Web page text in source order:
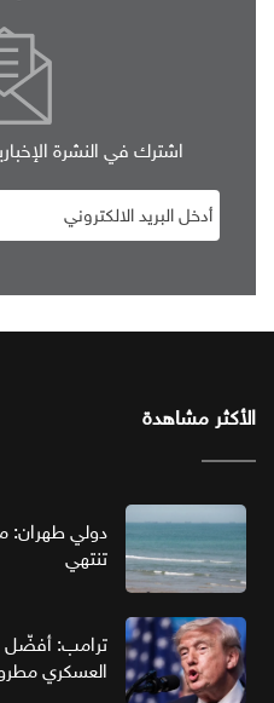
اشترك في النشرة
الأكثر مشاهدة
دولي طهران:
تنتهي
ترامب: أفضّل
العسكري